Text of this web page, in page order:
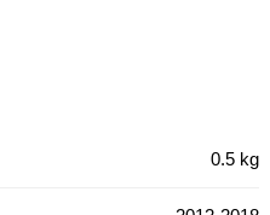
0.5 kg